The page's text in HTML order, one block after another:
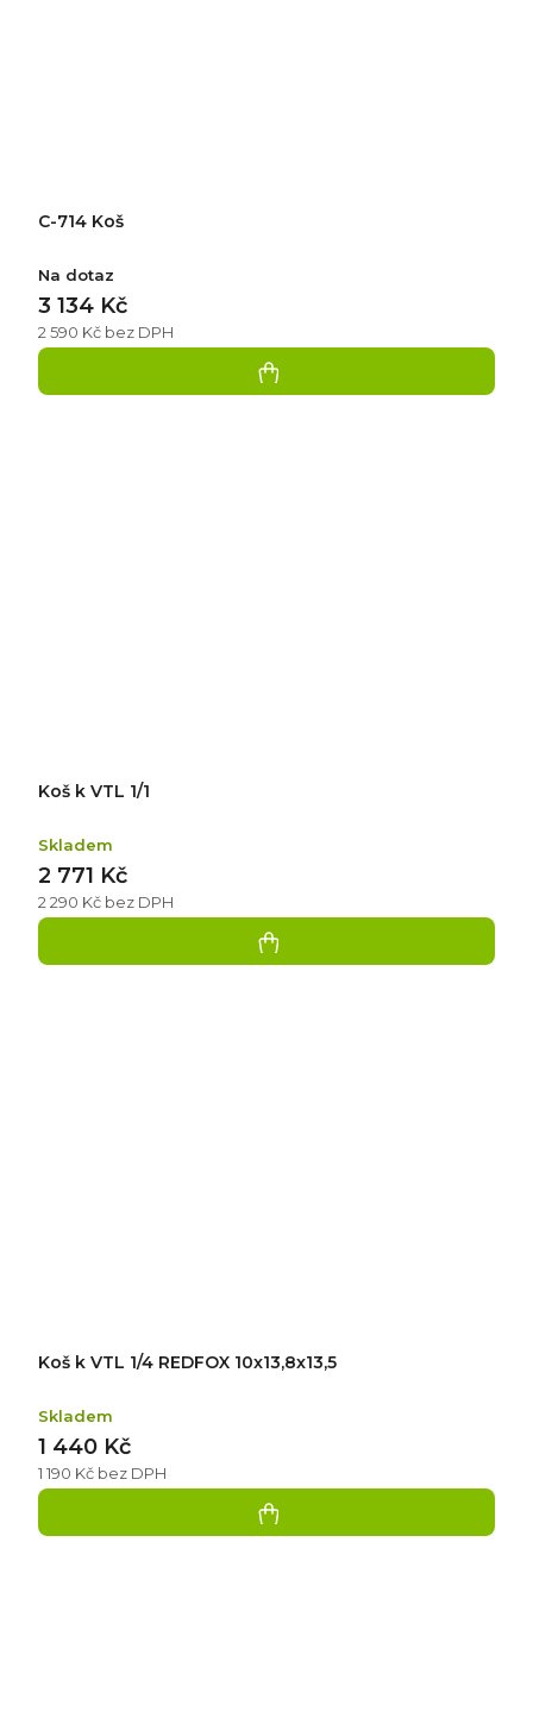
C-714 Koš
Na dotaz
2 590 Kč bez DPH
3 134 Kč
Koš k VTL 1/1
Skladem
2 290 Kč bez DPH
2 771 Kč
Koš k VTL 1/4 REDFOX 10x13,8x13,5
Skladem
1 190 Kč bez DPH
1 440 Kč